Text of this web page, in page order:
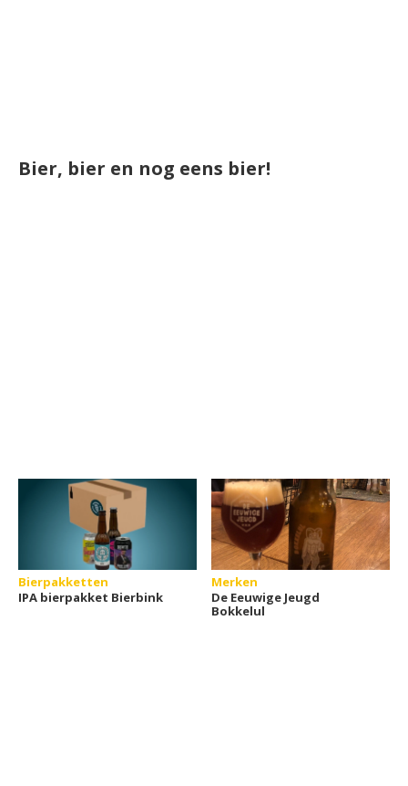
Bier, bier en nog eens bier!
Bierpakketten
IPA bierpakket Bierbink
Merken
De Eeuwige Jeugd
Bokkelul